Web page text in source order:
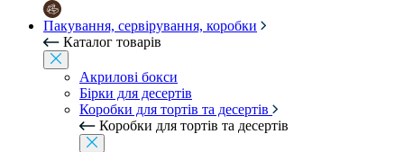
Пакування, сервірування, коробки
Каталог товарів
Акрилові бокси
Бірки для десертів
Коробки для тортів та десертів
Коробки для тортів та десертів